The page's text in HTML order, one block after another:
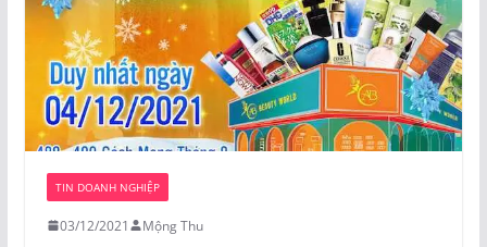
TIN DOANH NGHIỆP
03/12/2021 Mộng Thu